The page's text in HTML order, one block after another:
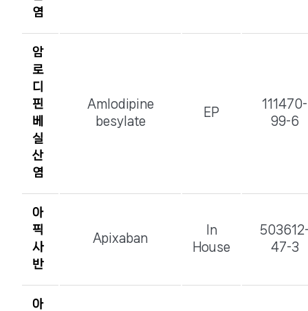
염
암
로
디
핀
베
실
산
염
Amlodipine
besylate
EP
111470-
99-6
아
픽
사
반
Apixaban
In
House
47-3
아